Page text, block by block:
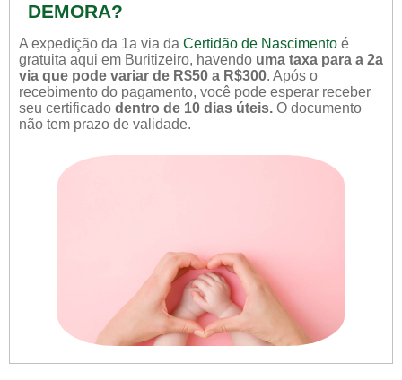
DEMORA?
A expedição da 1a via da Certidão de Nascimento é
gratuita aqui em Buritizeiro, havendo uma taxa para a 2a
via que pode variar de R$50 a R$300. Após o
recebimento do pagamento, você pode esperar receber
seu certificado dentro de 10 dias úteis. O documento
não tem prazo de validade.